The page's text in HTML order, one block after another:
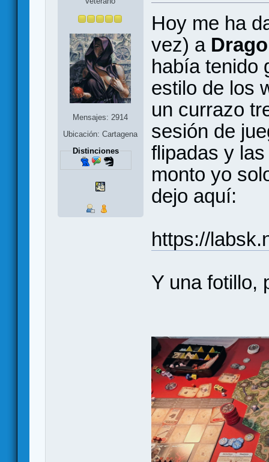
Mensajes: 2914
Ubicación: Cartagena
Distinciones
Hoy me ha
vez) a
había tenido
estilo de los
un currazo
sesión de
flipadas y
monto yo
dejo aquí:
https://
Y una fotillo,